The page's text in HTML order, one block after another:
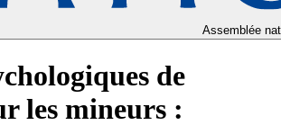
Assemblée
de
les mineurs :